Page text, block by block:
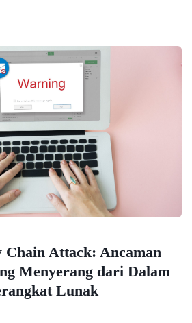
Chain Attack: Ancaman
Menyerang dari Dalam
Lunak